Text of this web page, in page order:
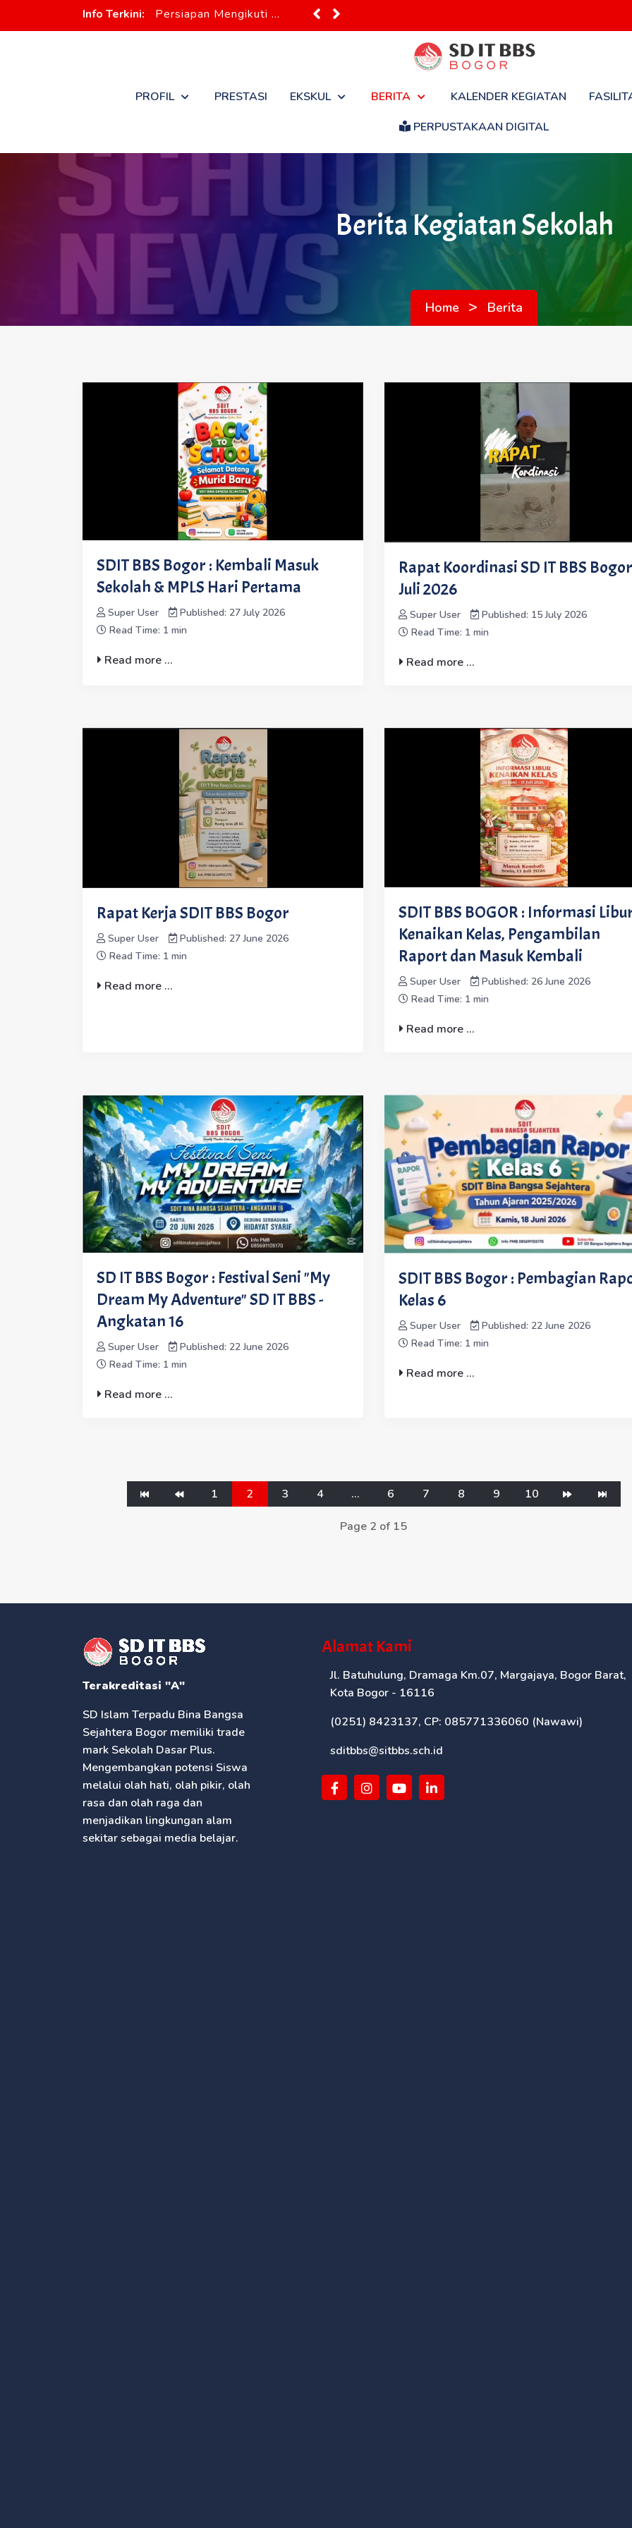
Info Terkini: Persiapan Masuk Seko...
PROFIL PRESTASI EKSKUL BERITA KALENDER KEGIATAN
PERPUSTAKAAN DIGITAL
Berita Kegiatan Sekolah
Home > Berita
SDIT BBS Bogor : Kembali Masuk
Sekolah & MPLS Hari Pertama
Super User
Published: 27 July 2026
Read Time: 1 min
Read more ...
Rapat Koordinasi SD IT BBS
Juli 2026
Super User
Published: 15 July 2026
Read Time: 1 min
Read more ...
Rapat Kerja SDIT BBS Bogor
Super User
Published: 27 June 2026
Read Time: 1 min
Read more ...
SDIT BBS BOGOR : Informasi
Kenaikan Kelas, Pengambilan
Raport dan Masuk Kembali
Super User
Published: 26 June 2026
Read Time: 1 min
Read more ...
SD IT BBS Bogor : Festival Seni "My
Dream My Adventure" SD IT BBS -
Angkatan 16
Super User
Published: 22 June 2026
Read Time: 1 min
Read more ...
SDIT BBS Bogor : Pembagian
Kelas 6
Super User
Published: 22 June 2026
Read Time: 1 min
Read more ...
1 2 3 4 ... 6 7 8 9 10
Page 2 of 15
Terakreditasi "A"
SD Islam Terpadu Bina Bangsa
Sejahtera Bogor memiliki trade
mark Sekolah Dasar Plus.
Mengembangkan potensi Siswa
melalui olah hati, olah pikir, olah
rasa dan olah raga dan
menjadikan lingkungan alam
sekitar sebagai media belajar.
Alamat Kami
Jl. Batuhulung, Dramaga Km.07, Margajaya, Bogor Barat,
Kota Bogor - 16116
(0251) 8423137, CP: 085771336060 (Nawawi)
sditbbs@sitbbs.sch.id